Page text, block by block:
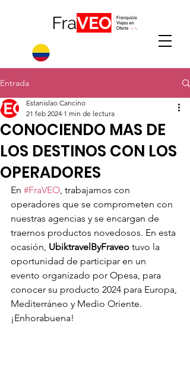
Entrada
CONOCIENDO MAS DE
LOS DESTINOS CON LOS
OPERADORES
Estanislao Cancino
21 feb 2024 1 min de lectura
En #FraVEO, trabajamos con
operadores que se comprometen con
nuestras agencias y se encargan de
traernos productos novedosos. En esta
ocasión, UbiktravelByFraveo tuvo la
oportunidad de participar en un
evento organizado por Opesa, para
conocer su producto 2024 para Europa,
Mediterráneo y Medio Oriente.
¡Enhorabuena!